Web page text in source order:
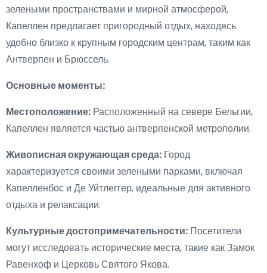
зелеными пространствами и мирной атмосферой,
Капеллен предлагает пригородный отдых, находясь
удобно близко к крупным городским центрам, таким как
Антверпен и Брюссель.
Основные моменты:
Местоположение: Расположенный на севере Бельгии,
Капеллен является частью антверпенской метрополии.
Живописная окружающая среда: Город
характеризуется своими зелеными парками, включая
Капелленбос и Де Уйтлеггер, идеальные для активного
отдыха и релаксации.
Культурные достопримечательности: Посетители
могут исследовать исторические места, такие как Замок
Равенхоф и Церковь Святого Якова.